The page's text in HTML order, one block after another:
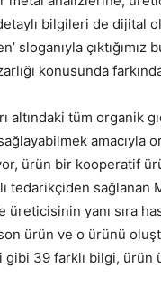
bilgileri de dijital
sloganıyla
konusunda
altındaki tüm organik
ürün bir kooperatif
tedarikçiden sağlanan
üreticisinin yanı sıra
ürün ve o ürünü
39 farklı bilgi, ürün